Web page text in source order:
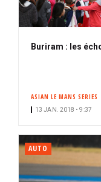
Buriram : les
ASIAN LE MANS SERIES
13 JAN. 2018 • 9:37
AUTO